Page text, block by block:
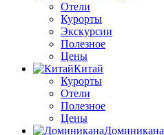
Отели
Курорты
Экскурсии
Полезное
Цены
Китай
Курорты
Отели
Полезное
Цены
Доминикана